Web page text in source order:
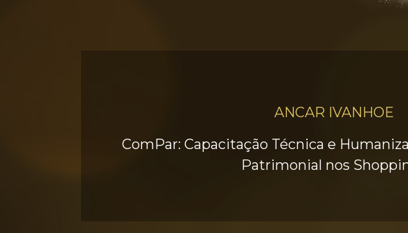
ANCAR IVANHOE
ComPar: Capacitação Técnica e
Patrimonial nos